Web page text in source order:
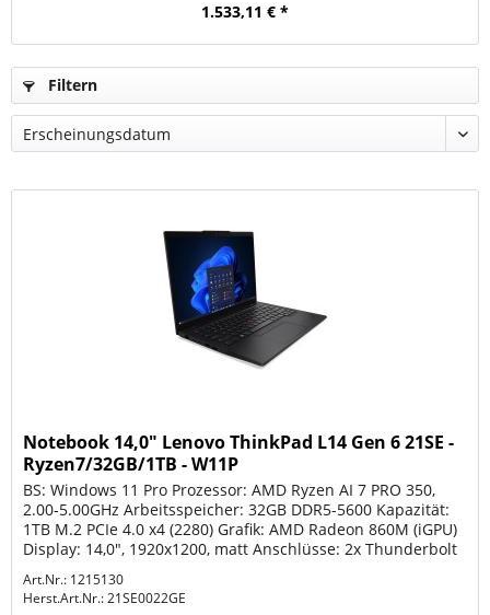
1.533,11 € *
Filtern
Notebook 14,0" Lenovo ThinkPad L14 Gen 6 21SE -
Ryzen7/32GB/1TB - W11P
BS: Windows 11 Pro Prozessor: AMD Ryzen AI 7 PRO 350,
2.00-5.00GHz Arbeitsspeicher: 32GB DDR5-5600 Kapazität:
1TB M.2 PCIe 4.0 x4 (2280) Grafik: AMD Radeon 860M (iGPU)
Display: 14,0", 1920x1200, matt Anschlüsse: 2x Thunderbolt
Art.Nr.: 1215130
Herst.Art.Nr.:21SE0022GE